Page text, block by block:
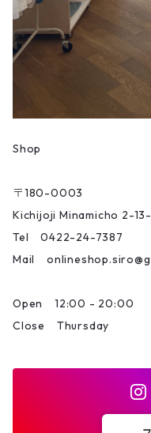
Shop
〒180-0003
Kichijoji Minamicho 2-
Tel 0422-24-7387
Mail
Open 12:00 - 20:00
Close Thursday